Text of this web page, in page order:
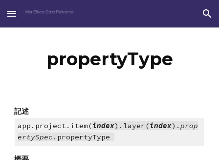
Skip to main content Skip to navigation
propertyType
記述
app.project.item(index).layer(index). prop
ertySpec .propertyType